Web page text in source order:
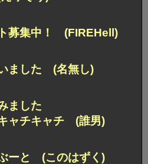
募集中！ (FIREHell)
ました (名無し)
ました
ャチキャチ (誰男)
ーと (このはずく)